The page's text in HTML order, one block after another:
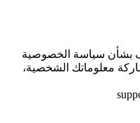
بشأن سياسة الخصوصية
معلوماتك الشخصية،